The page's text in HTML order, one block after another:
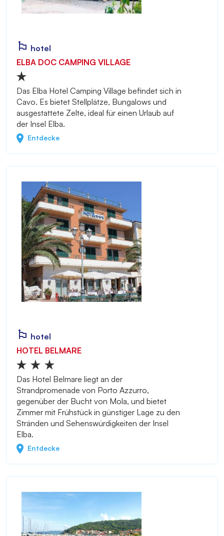
hotel
ELBA DOC CAMPING VILLAGE
Das Elba Hotel Camping Village befindet sich in
Cavo. Es bietet Stellplätze, Bungalows und
ausgestattete Zelte, ideal für einen Urlaub auf
der Insel Elba.
Entdecke
hotel
HOTEL BELMARE
Das Hotel Belmare liegt an der
Strandpromenade von Porto Azzurro,
gegenüber der Bucht von Mola, und bietet
Zimmer mit Frühstück in günstiger Lage zu den
Stränden und Sehenswürdigkeiten der Insel
Elba.
Entdecke